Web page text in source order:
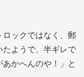
ロックではなく、郵
たようで、半ギレで
あかへんのや！」と